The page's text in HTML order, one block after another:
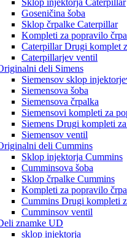
Sklop injektorja Caterpillar
Goseničina šoba
Sklop črpalke Caterpillar
Kompleti za popravilo
Caterpillar Drugi komplet
Caterpillarjev ventil
deli Simens
Siemensov sklop
Siemensova šoba
Siemensova črpalka
Siemensovi kompleti za
Siemens Drugi kompleti
Siemensov ventil
deli Cummins
Sklop injektorja Cummins
Cumminsova šoba
Sklop črpalke Cummins
Kompleti za popravilo
Cummins Drugi kompleti
Cumminsov ventil
znamke UD
sklop injektorja